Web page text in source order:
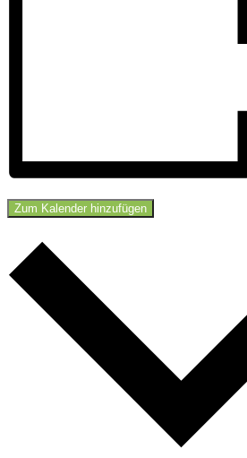
Zum Kalender hinzufügen